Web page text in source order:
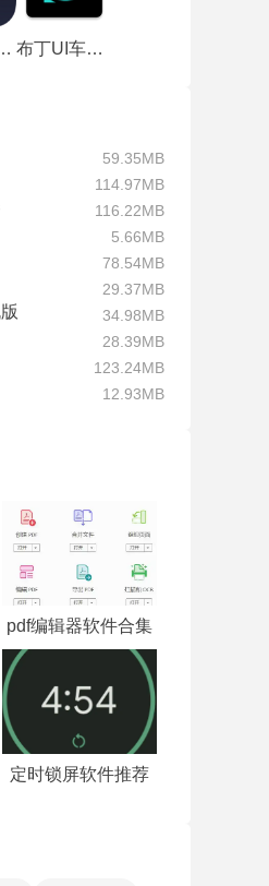
间老版本 布丁UI车机版
59.35MB
114.97MB
116.22MB
5.66MB
78.54MB
29.37MB
34.98MB
28.39MB
123.24MB
12.93MB
pdf编辑器软件合集
定时锁屏软件推荐